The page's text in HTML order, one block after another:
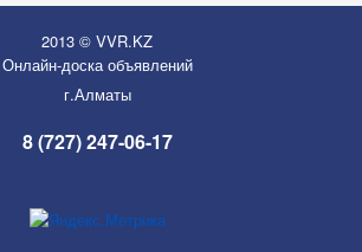
2013 © VVR.KZ
Онлайн-доска объявлений
г.Алматы
8 (727) 247-06-17